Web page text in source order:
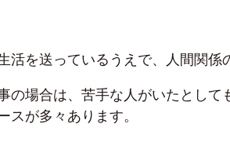
活を送っているうえで、人間関係
の場合は、苦手な人がいたとし
スが多々あります。